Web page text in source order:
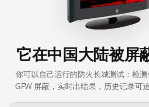
它在中国大陆被屏
你可以自己运行的防火长城测试：检
GFW 屏蔽，实时出结果，历史记录可